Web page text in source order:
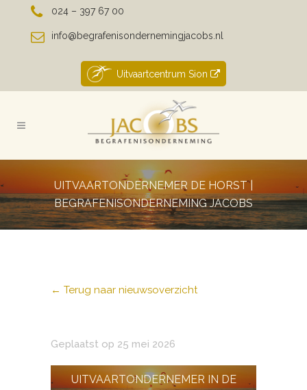
024 – 397 67 00
info@begrafenisondernemingjacobs.nl
Uitvaartcentrum Sion
UITVAARTONDERNEMER DE HORST |
BEGRAFENISONDERNEMING JACOBS
← Terug naar nieuwsoverzicht
Geplaatst op 25 mei 2026
UITVAARTONDERNEMER IN DE